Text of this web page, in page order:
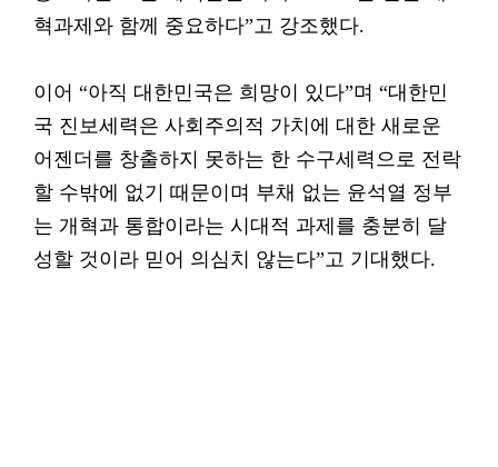
혁과제와 함께 중요하다”고 강조했다.
이어 “아직 대한민국은 희망이 있다”며 “대한민
국 진보세력은 사회주의적 가치에 대한 새로운
어젠더를 창출하지 못하는 한 수구세력으로 전락
할 수밖에 없기 때문이며 부채 없는 윤석열 정부
는 개혁과 통합이라는 시대적 과제를 충분히 달
성할 것이라 믿어 의심치 않는다”고 기대했다.